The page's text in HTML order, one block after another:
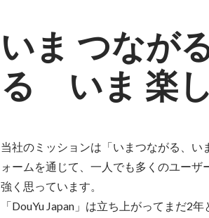
いま つなが
る　いま 楽
当社のミッションは「いまつながる、
ォームを通じて、一人でも多くのユー
強く思っています。
「DouYu Japan」は立ち上がってまだ2